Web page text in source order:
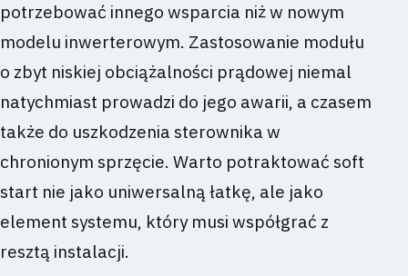
potrzebować innego wsparcia niż w nowym
modelu inwerterowym. Zastosowanie modułu
o zbyt niskiej obciążalności prądowej niemal
natychmiast prowadzi do jego awarii, a czasem
także do uszkodzenia sterownika w
chronionym sprzęcie. Warto potraktować soft
start nie jako uniwersalną łatkę, ale jako
element systemu, który musi współgrać z
resztą instalacji.